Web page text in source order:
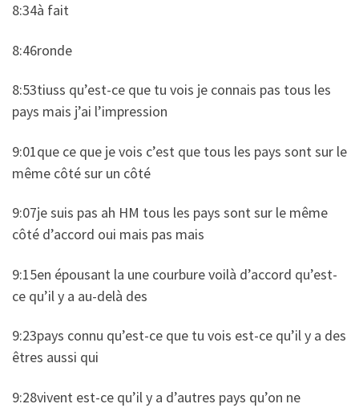
8:34à fait
8:46ronde
8:53tiuss qu’est-ce que tu vois je connais pas tous les
pays mais j’ai l’impression
9:01que ce que je vois c’est que tous les pays sont sur le
même côté sur un côté
9:07je suis pas ah HM tous les pays sont sur le même
côté d’accord oui mais pas mais
9:15en épousant la une courbure voilà d’accord qu’est-
ce qu’il y a au-delà des
9:23pays connu qu’est-ce que tu vois est-ce qu’il y a des
êtres aussi qui
9:28vivent est-ce qu’il y a d’autres pays qu’on ne